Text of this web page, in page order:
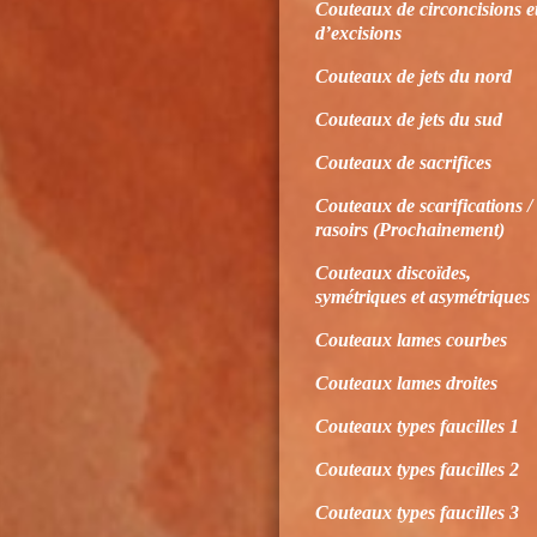
Couteaux de circoncisions
d’excisions
Couteaux de jets du nord
Couteaux de jets du sud
Couteaux de sacrifices
Couteaux de scarifications /
rasoirs (Prochainement)
Couteaux discoïdes,
symétriques et asymétriques
Couteaux lames courbes
Couteaux lames droites
Couteaux types faucilles 1
Couteaux types faucilles 2
Couteaux types faucilles 3